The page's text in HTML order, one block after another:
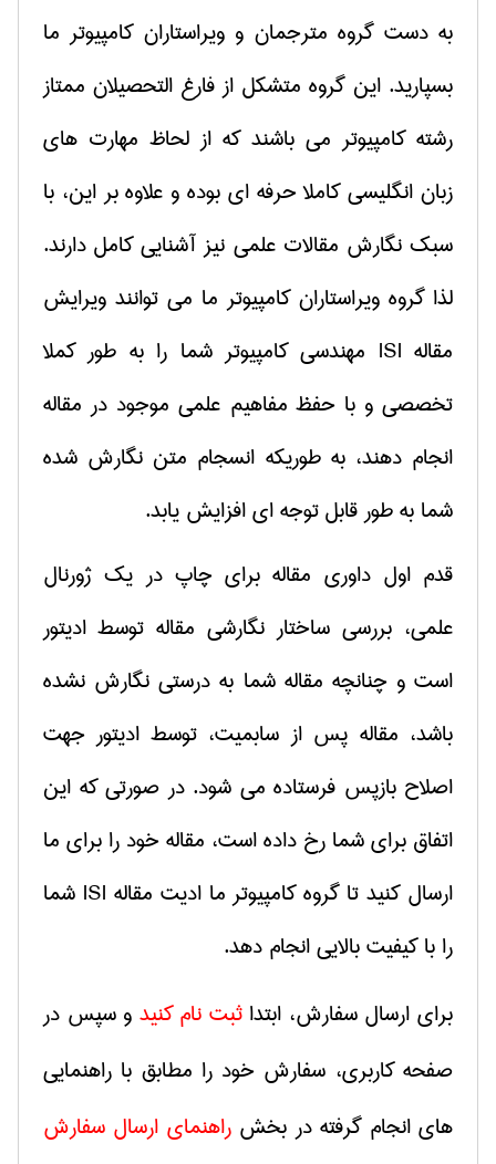
به دست گروه مترجمان و ویراستاران كامپیوتر ما
بسپارید. این گروه متشكل از فارغ التحصیلان ممتاز
رشته كامپیوتر می باشند كه از لحاظ مهارت های
زبان انگلیسی كاملا حرفه ای بوده و علاوه بر این، با
سبك نگارش مقالات علمی نیز آشنایی كامل دارند.
لذا گروه ویراستاران كامپیوتر ما می توانند ویرایش
مقاله ISI مهندسی كامپیوتر شما را به طور كملا
تخصصی و با حفظ مفاهیم علمی موجود در مقاله
انجام دهند، به طوریكه انسجام متن نگارش شده
شما به طور قابل توجه ای افزایش یابد.
قدم اول داوری مقاله برای چاپ در یك ژورنال
علمی، بررسی ساختار نگارشی مقاله توسط ادیتور
است و چنانچه مقاله شما به درستی نگارش نشده
باشد، مقاله پس از سابمیت، توسط ادیتور جهت
اصلاح بازپس فرستاده می شود. در صورتی كه این
اتفاق برای شما رخ داده است، مقاله خود را برای ما
ارسال كنید تا گروه كامپیوتر ما ادیت مقاله ISI شما
را با كیفیت بالایی انجام دهد.
برای ارسال سفارش، ابتدا ثبت نام كنید و سپس در
صفحه كاربری، سفارش خود را مطابق با راهنمایی
های انجام گرفته در بخش راهنمای ارسال سفارش